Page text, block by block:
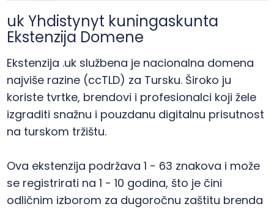
uk Yhdistynyt kuningaskunta
Ekstenzija Domene
Ekstenzija .uk službena je nacionalna domena
najviše razine (ccTLD) za Tursku. Široko ju
koriste tvrtke, brendovi i profesionalci koji žele
izgraditi snažnu i pouzdanu digitalnu prisutnost
na turskom tržištu.
Ova ekstenzija podržava 1 - 63 znakova i može
se registrirati na 1 - 10 godina, što je čini
odličnim izborom za dugoročnu zaštitu brenda